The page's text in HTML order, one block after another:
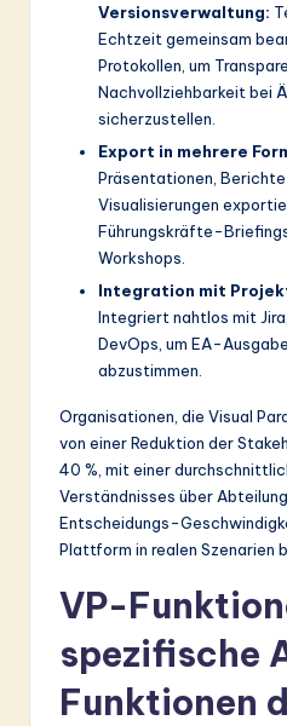
Versionsverwaltung:
Echtzeit gemeinsam
Protokollen, um
Nachvollziehbarkeit bei
sicherzustellen.
Export in mehrere
Präsentationen,
Visualisierungen
Führungskräfte-
Workshops.
Integration mit
Integriert nahtlos mit
DevOps, um EA-
abzustimmen.
Organisationen, die Visual
von einer Reduktion der
40 %, mit einer
Verständnisses über
Entscheidungs-
Plattform in realen Szenarien
VP-
spezifische
Funktionen